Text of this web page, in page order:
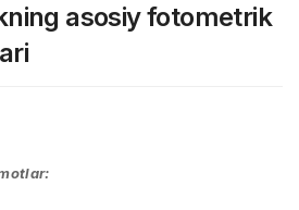
asosiy fotometrik